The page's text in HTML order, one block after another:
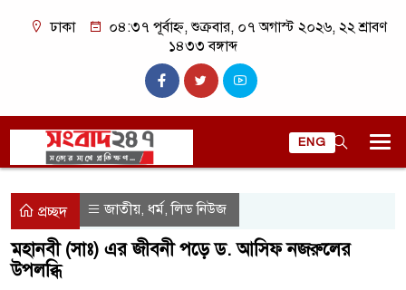
ঢাকা
০৪:৩৭ পূর্বাহ্ন, শুক্রবার, ০৭ অগাস্ট ২০২৬, ২২ শ্রাবণ
১৪৩৩ বঙ্গাব্দ
ENG
প্রচ্ছদ জাতীয়, ধর্ম,লিড নিউজ
মহানবী (সাঃ) এর জীবনী পড়ে ড. আসিফ নজরুলের
উপলব্ধি